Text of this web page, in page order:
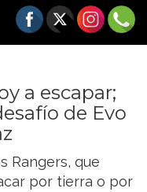
a escapar;
de Evo
Rangers, que
por tierra o por